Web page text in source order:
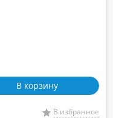
В корзину
В избранное